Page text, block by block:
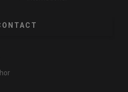
Nouvelle-Aquitaine,
Grand Est et Centre-
à s’étoffer. La montée en
indépendants ou
de producteurs. Il
de personnes.